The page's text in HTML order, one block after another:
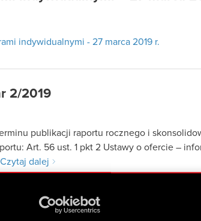
indywidualnymi - 27 marca 2019 r.
2/2019
publikacji raportu rocznego i
Art. 56 ust. 1 pkt 2 Ustawy o ofercie –
Czytaj dalej
publikacji raportu rocznego i